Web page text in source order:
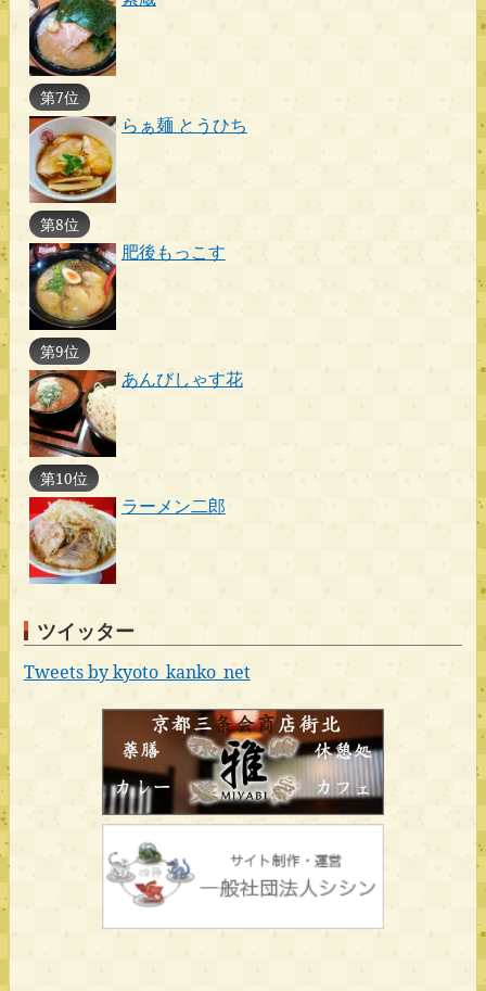
第7位
らぁ麺 とうひち
第8位
肥後もっこす
第9位
あんびしゃす花
第10位
ラーメン二郎
ツイッター
Tweets by kyoto_kanko_net